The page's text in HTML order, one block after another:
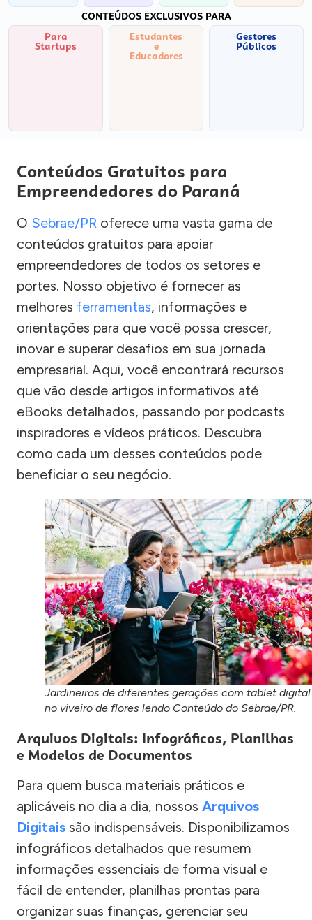
CONTEÚDOS EXCLUSIVOS PARA
Para
Startups
Estudantes
e
Educadores
Gestores
Públicos
Conteúdos Gratuitos para
Empreendedores do Paraná
O Sebrae/PR oferece uma vasta gama de
conteúdos gratuitos para apoiar
empreendedores de todos os setores e
portes. Nosso objetivo é fornecer as
melhores ferramentas, informações e
orientações para que você possa crescer,
inovar e superar desafios em sua jornada
empresarial. Aqui, você encontrará recursos
que vão desde artigos informativos até
eBooks detalhados, passando por podcasts
inspiradores e vídeos práticos. Descubra
como cada um desses conteúdos pode
beneficiar o seu negócio.
Jardineiros de diferentes gerações com tablet digital
no viveiro de flores lendo Conteúdo do Sebrae/PR.
Arquivos Digitais: Infográficos, Planilhas
e Modelos de Documentos
Para quem busca materiais práticos e
aplicáveis no dia a dia, nossos Arquivos
Digitais são indispensáveis. Disponibilizamos
infográficos detalhados que resumem
informações essenciais de forma visual e
fácil de entender, planilhas prontas para
organizar suas finanças, gerenciar seu